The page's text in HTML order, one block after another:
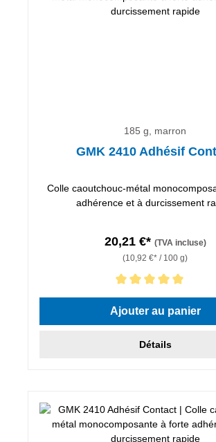
185 g, marron
GMK 2410 Adhésif
Colle caoutchouc-métal
adhérence et à durcissement
20,21 €* (TVA incluse)
(10,92 €* / 100 g)
Note moyenne de 5 sur 5 étoiles
Ajouter au panier
Détails